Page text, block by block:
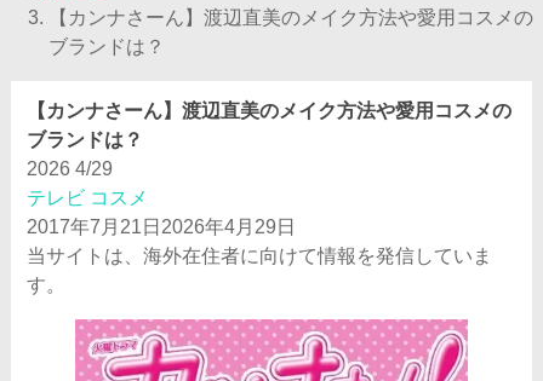
【カンナさーん】渡辺直美のメイク方法や愛用コスメの
ブランドは？
【カンナさーん】渡辺直美のメイク方法や愛用コスメの
ブランドは？
2026 4/29
テレビ コスメ
2017年7月21日2026年4月29日
当サイトは、海外在住者に向けて情報を発信していま
す。